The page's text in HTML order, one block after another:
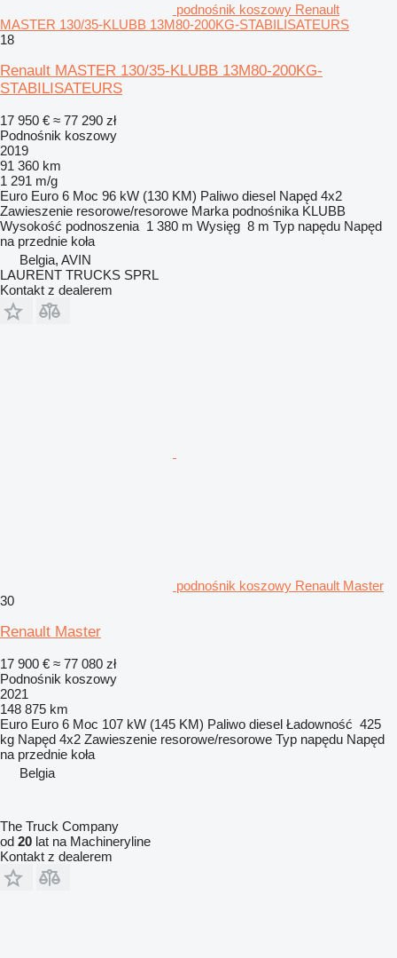
podnośnik koszowy Renault
MASTER 130/35-KLUBB 13M80-200KG-STABILISATEURS
18
Renault MASTER 130/35-KLUBB 13M80-200KG-
STABILISATEURS
17 950 € ≈ 77 290 zł
Podnośnik koszowy
2019
91 360 km
1 291 m/g
Euro Euro 6 Moc 96 kW (130 KM) Paliwo diesel Napęd 4x2
Zawieszenie resorowe/resorowe Marka podnośnika KLUBB
Wysokość podnoszenia 1 380 m Wysięg 8 m Typ napędu Napęd
na przednie koła
Belgia, AVIN
LAURENT TRUCKS SPRL
Kontakt z dealerem
podnośnik koszowy Renault Master
30
Renault Master
17 900 € ≈ 77 080 zł
Podnośnik koszowy
2021
148 875 km
Euro Euro 6 Moc 107 kW (145 KM) Paliwo diesel Ładowność 425
kg Napęd 4x2 Zawieszenie resorowe/resorowe Typ napędu Napęd
na przednie koła
Belgia
The Truck Company
od 20 lat na Machineryline
Kontakt z dealerem